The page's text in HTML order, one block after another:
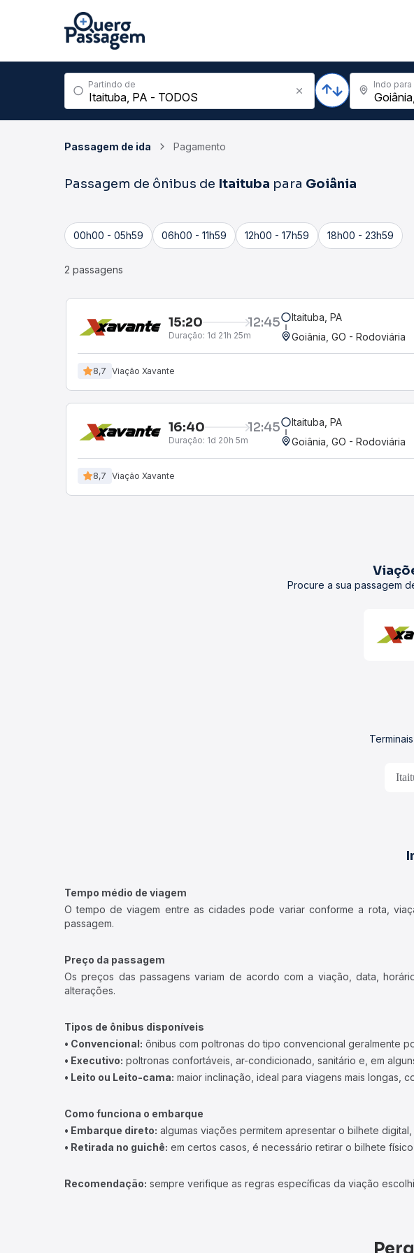
Partindo de Indo para
Passagem de ida Pagamento
Passagem de ônibus de Itaituba para Goiânia
00h00 - 05h59 06h00 - 11h59 12h00 - 17h59 18h00 - 23h59
2 passagens
15:20 12:45
Duração: 1d 21h 25m
Itaituba, PA
Goiânia, GO - Rodoviária
8,7 Viação Xavante
16:40 12:45
Duração: 1d 20h 5m
Itaituba, PA
Goiânia, GO - Rodoviária
8,7 Viação Xavante
Procure a sua passagem
Tempo médio de viagem
O tempo de viagem entre as cidades pode variar conforme a rota,
passagem.
Preço da passagem
Os preços das passagens variam de acordo com a viação, data,
alterações.
Tipos de ônibus disponíveis
• Convencional: ônibus com poltronas do tipo convencional geralmente
• Executivo: poltronas confortáveis, ar-condicionado, sanitário e, em
• Leito ou Leito-cama: maior inclinação, ideal para viagens mais longas,
Como funciona o embarque
• Embarque direto: algumas viações permitem apresentar o bilhete
• Retirada no guichê: em certos casos, é necessário retirar o bilhete
Recomendação: sempre verifique as regras específicas da viação